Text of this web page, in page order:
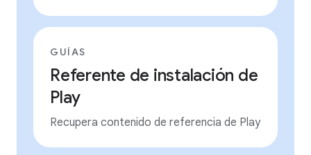
GUÍAS
Referente de instalación de
Play
Recupera contenido de referencia de Play